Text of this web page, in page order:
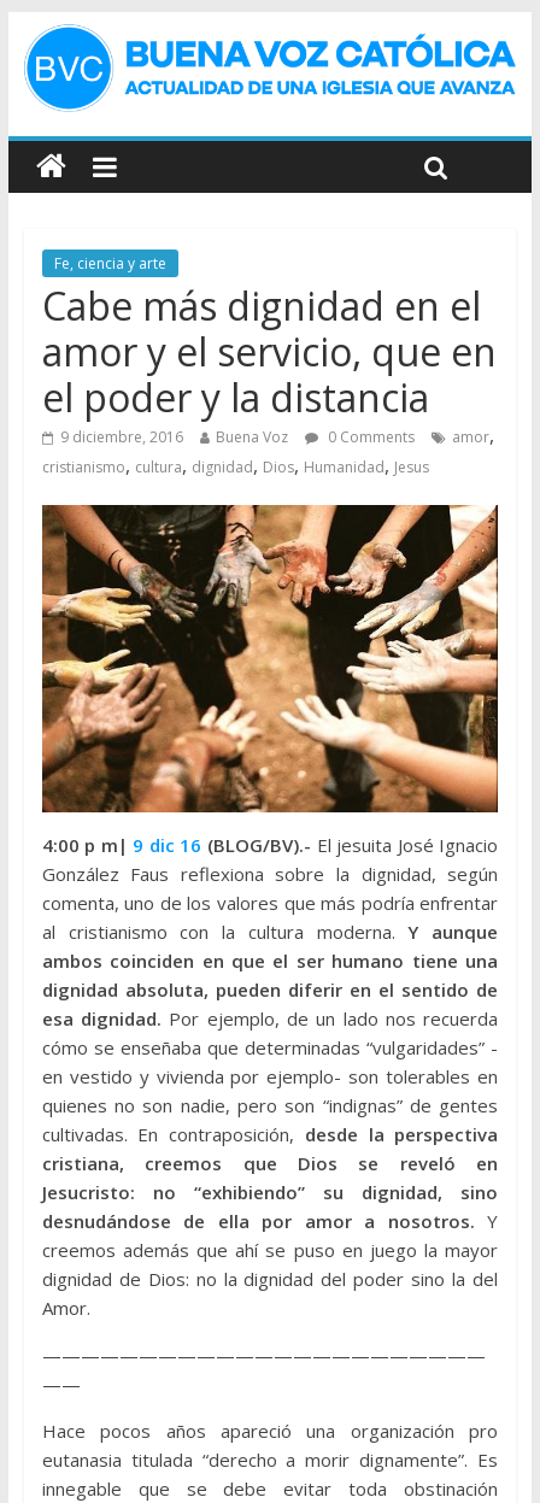
Fe, ciencia y arte
Cabe más dignidad en el
amor y el servicio, que en
el poder y la distancia
9 diciembre, 2016 Buena Voz 0 Comments amor,
cristianismo, cultura, dignidad, Dios, Humanidad, Jesus
4:00 p m| 9 dic 16 (BLOG/BV).- El jesuita José Ignacio
González Faus reflexiona sobre la dignidad, según
comenta, uno de los valores que más podría enfrentar
al cristianismo con la cultura moderna.Y aunque
ambos coinciden en que el ser humano tiene una
dignidad absoluta, pueden diferir en el sentido de
esa dignidad. Por ejemplo, de un lado nos recuerda
cómo se enseñaba que determinadas “vulgaridades” -
en vestido y vivienda por ejemplo- son tolerables en
quienes no son nadie, pero son “indignas” de gentes
cultivadas. En contraposición, desde la perspectiva
cristiana, creemos que Dios se reveló en
Jesucristo: no “exhibiendo” su dignidad, sino
desnudándose de ella por amor a nosotros. Y
creemos además que ahí se puso en juego la mayor
dignidad de Dios: no la dignidad del poder sino la del
Amor.
———————————————————————
——
Hace pocos años apareció una organización pro
eutanasia titulada “derecho a morir dignamente”. Es
innegable que se debe evitar toda obstinación